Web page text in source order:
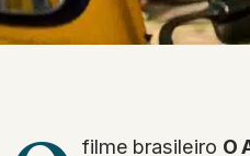
filme brasileiro O